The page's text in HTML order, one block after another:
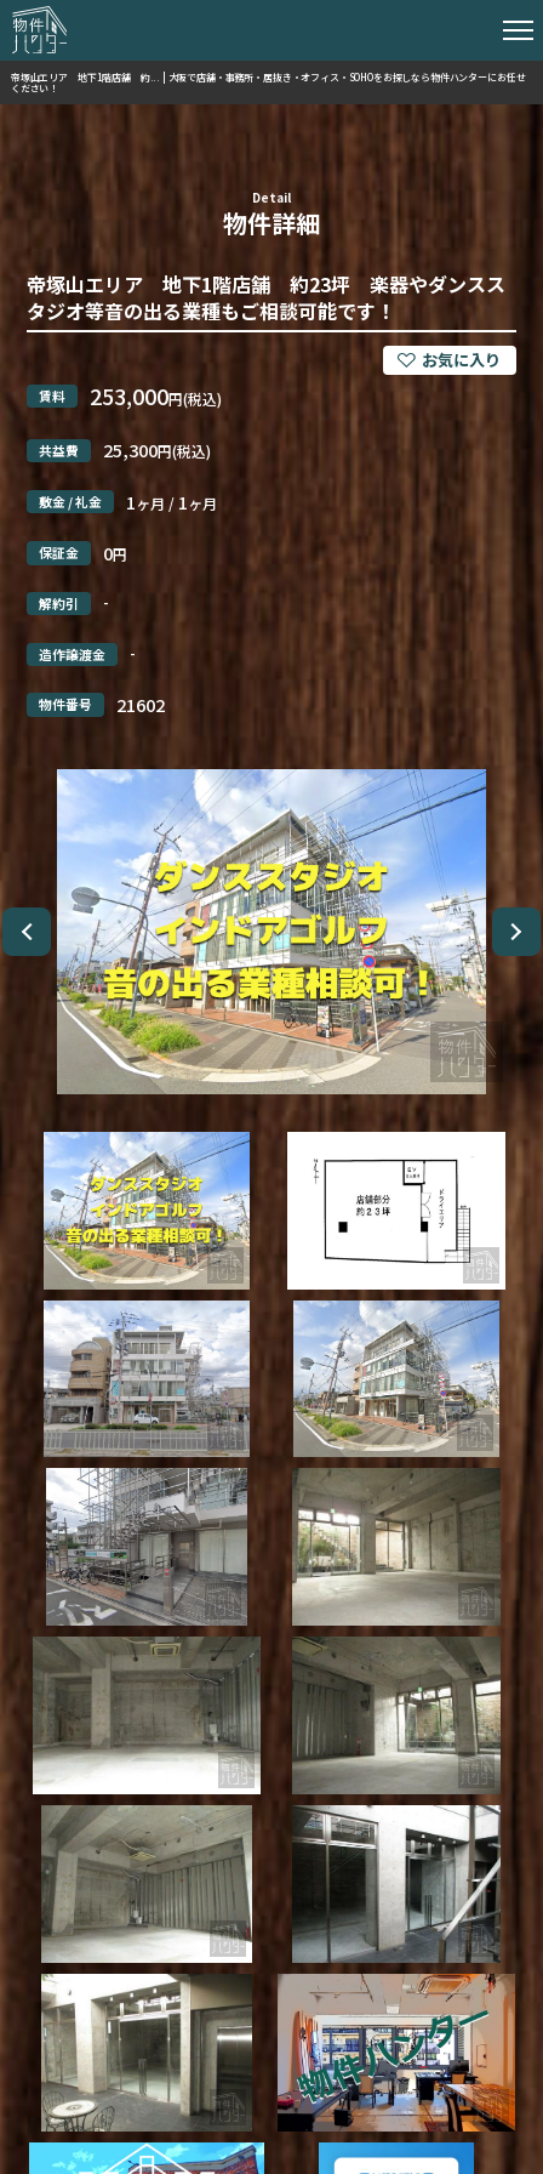
帝塚山エリア 地下1階店舗 約... | 大阪で店舗・事務所・居抜き・オフィス・SOHOをお探しなら物件ハンターにお任せ
ください！
Detail
物件詳細
帝塚山エリア 地下1階店舗 約23坪 楽器やダンスス
タジオ等音の出る業種もご相談可能です！
賃料 253,000円(税込)
共益費 25,300円(税込)
敷金 / 礼金 1ヶ月 / 1ヶ月
保証金 0円
解約引 -
造作譲渡金 -
物件番号 21602